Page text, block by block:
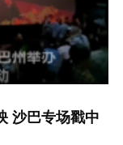
沙巴专场戳中